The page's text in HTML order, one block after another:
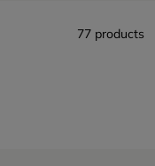
77 products